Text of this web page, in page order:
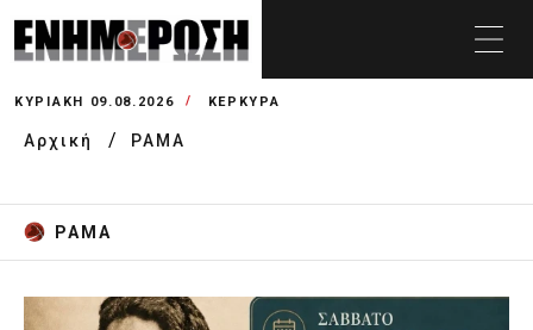
ΚΥΡΙΑΚΉ 09.08.2026 ΚΕΡΚΥΡΑ
Αρχική ΡΑΜΑ
ΡΑΜΑ